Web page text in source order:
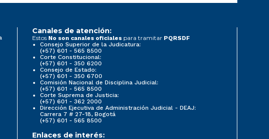
Canales de atención:
Estos No son canales oficiales para tramitar PQRSDF
Consejo Superior de la Judicatura:
(+57) 601 - 565 8500
Corte Constitucional:
(+57) 601 - 350 6200
Consejo de Estado:
(+57) 601 - 350 6700
Comisión Nacional de Disciplina Judicial:
(+57) 601 - 565 8500
Corte Suprema de Justicia:
(+57) 601 - 362 2000
Dirección Ejecutiva de Administración Judicial - DEAJ:
Carrera 7 # 27-18, Bogotá
(+57) 601 - 565 8500
Enlaces de interés: